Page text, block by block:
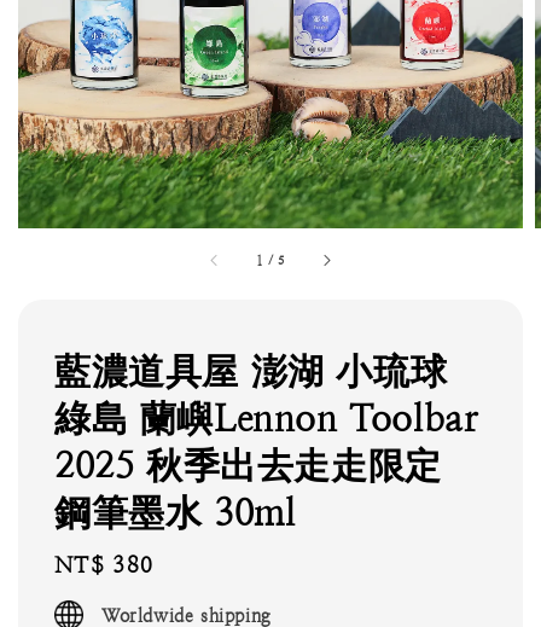
1 /5
藍濃道具屋 澎湖 小琉球
綠島 蘭嶼Lennon Toolbar
2025 秋季出去走走限定
鋼筆墨水 30ml
Regular
price
NT$ 380
Worldwide shipping